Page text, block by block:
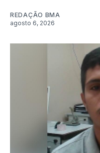
REDAÇÃO BMA
agosto 6, 2026